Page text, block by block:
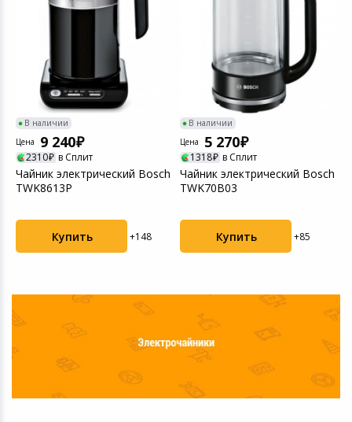
В наличии
Цена
9 240
2310 в Сплит
Чайник электрический Bosch
TWK8613P
Купить +148
В наличии
Цена
5 270
1318 в Сплит
Чайник электрический Bosch
TWK70B03
Купить +85